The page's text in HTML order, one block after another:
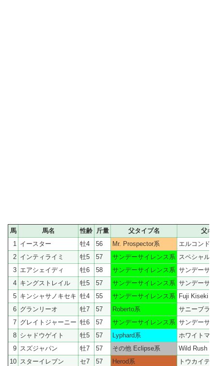
馬 馬名 性齢 斤量 父タイプ名
父名
1 イースター 牡4 56 Mr. Prospector系
エルコンド
2 インティライミ 牡5 57 サンデーサイレンス系 スペシャル
3 エアシェイディ 牡6 58 サンデーサイレンス系 サンデーサ
4 キングストレイル 牡5 57 サンデーサイレンス系 サンデーサ
5 キンシャサノキセキ 牡4 55 サンデーサイレンス系 Fuji Kiseki
6 グランリーオ 牡7 57 Roberto系
サニーブラ
7 グレイトジャーニー 牡6 57 サンデーサイレンス系 サンデーサ
8 シャドウゲイト 牡5 57 Lyphard系
ホワイトマ
9 スズジャパン 牡7 57 その他 Eclipse系
Wild Rush
10 スターイレブン セ7 57 Herod系
トウカイテ